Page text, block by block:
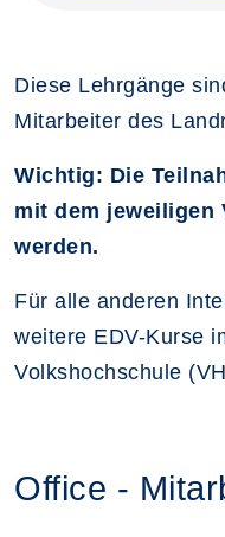
Diese Lehrgänge
Mitarbeiter des
Wichtig: Die
mit dem jeweiligen
werden.
Für alle anderen
weitere EDV-Kurse
Volkshochschule
Office -